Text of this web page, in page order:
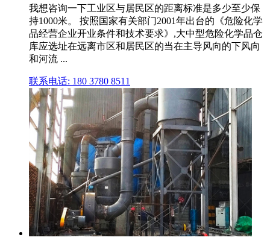
我想咨询一下工业区与居民区的距离标准是多少至少保
持1000米。 按照国家有关部门2001年出台的《危险化学
品经营企业开业条件和技术要求》,大中型危险化学品仓
库应选址在远离市区和居民区的当在主导风向的下风向
和河流 ...
联系电话: 180 3780 8511